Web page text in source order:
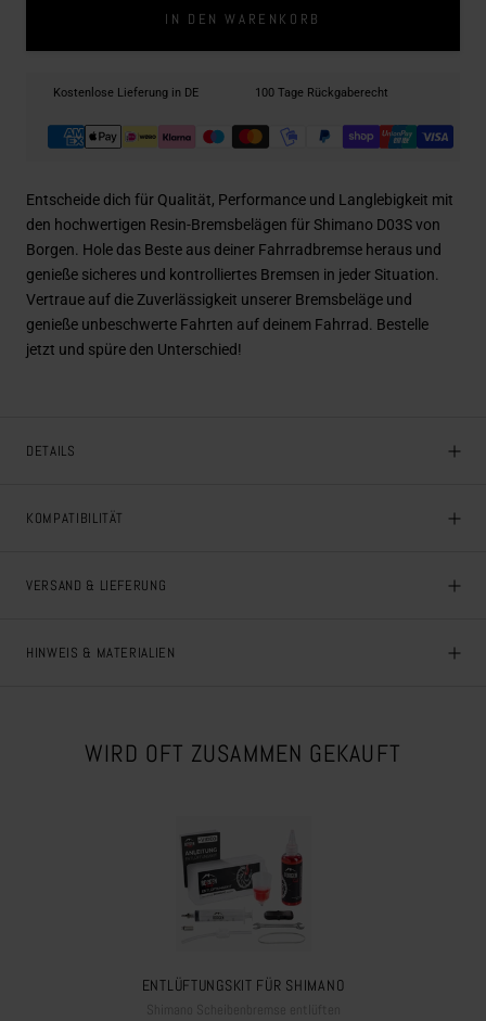
IN DEN WARENKORB
Kostenlose Lieferung in DE 100 Tage Rückgaberecht
Zahlungsarten
Entscheide dich für Qualität, Performance und Langlebigkeit mit
den hochwertigen Resin-Bremsbelägen für Shimano D03S von
Borgen. Hole das Beste aus deiner Fahrradbremse heraus und
genieße sicheres und kontrolliertes Bremsen in jeder Situation.
Vertraue auf die Zuverlässigkeit unserer Bremsbeläge und
genieße unbeschwerte Fahrten auf deinem Fahrrad. Bestelle
jetzt und spüre den Unterschied!
DETAILS
KOMPATIBILITÄT
VERSAND & LIEFERUNG
HINWEIS & MATERIALIEN
WIRD OFT ZUSAMMEN GEKAUFT
ENTLÜFTUNGSKIT FÜR SHIMANO